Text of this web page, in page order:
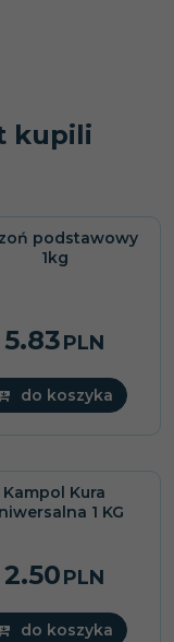
kupili
podstawowy
1kg
5.83PLN
do koszyka
Kampol Kura
1 KG
2.50PLN
do koszyka